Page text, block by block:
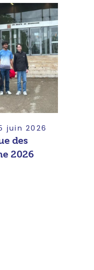
juin 2026
des
2026